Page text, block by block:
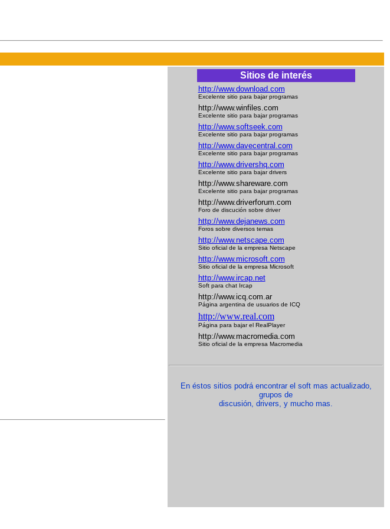
Sitios de interés
http://www.download.com
Excelente sitio para bajar programas
http://www.winfiles.com
Excelente sitio para bajar programas
http://www.softseek.com
Excelente sitio para bajar programas
http://www.davecentral.com
Excelente sitio para bajar programas
http://www.drivershq.com
Excelente sitio para bajar drivers
http://www.shareware.com
Excelente sitio para bajar programas
http://www.driverforum.com
Foro de discución sobre driver
http://www.dejanews.com
Foros sobre diversos temas
http://www.netscape.com
Sitio oficial de la empresa Netscape
http://www.microsoft.com
Sitio oficial de la empresa Microsoft
http://www.ircap.net
Soft para chat Ircap
http://www.icq.com.ar
Página argentina de usuarios de ICQ
http://www.real.com
Página para bajar el RealPlayer
http://www.macromedia.com
Sitio oficial de la empresa Macromedia
En éstos sitios podrá encontrar el soft mas actualizado,
grupos de
discusión, drivers, y mucho mas.